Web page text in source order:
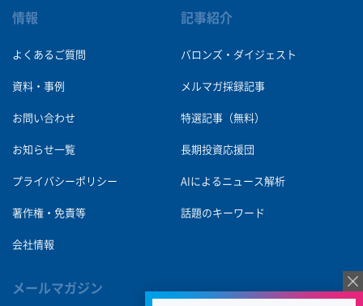
情報
よくあるご質問
資料・事例
お問い合わせ
お知らせ一覧
プライバシーポリシー
著作権・免責等
会社情報
記事紹介
バロンズ・ダイジェスト
メルマガ採録記事
特選記事（無料）
長期投資応援団
AIによるニュース解析
話題のキーワード
メールマガジン